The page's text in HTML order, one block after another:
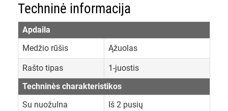
Techninė informacija
Apdaila
Medžio rūšis
Ąžuolas
Rašto tipas
1-juostis
Techninės charakteristikos
Su nuožulna
Iš 2 pusių